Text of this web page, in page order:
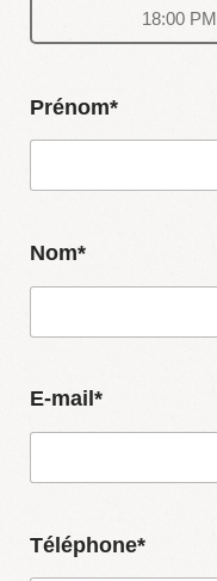
18:00 PM
Prénom*
Nom*
E-mail*
Téléphone*